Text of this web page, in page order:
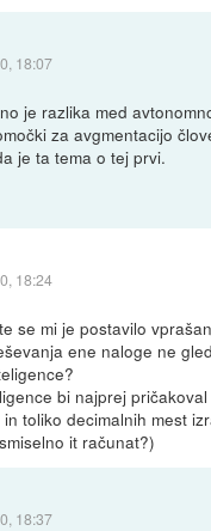
18:07
je razlika med
za avgmentacijo
je ta tema o tej prvi.
18:24
se mi je postavilo
ene naloge ne
bi najprej
toliko decimalnih mest
it računat?)
18:37